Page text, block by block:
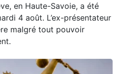
en Haute-Savoie, a été
4 août. L’ex-présentateur
malgré tout pouvoir